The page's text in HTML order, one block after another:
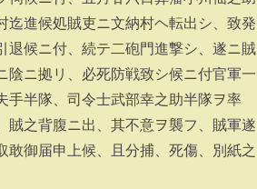
進候処賊吏ニ文納村ヘ転出シ、致発
退候ニ付、続テ二砲門進撃シ、遂ニ賊
陰ニ拠リ、必死防戦致シ候ニ付官軍一
手半隊、司令士武部幸之助半隊ヲ率
賊之背腹ニ出、其不意ヲ襲フ、賊軍遂
御届申上候、且分捕、死傷、別紙之